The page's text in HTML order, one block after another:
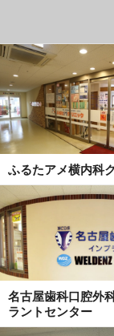
ふるたアメ横内科
名古屋歯科口腔外
ラントセンター